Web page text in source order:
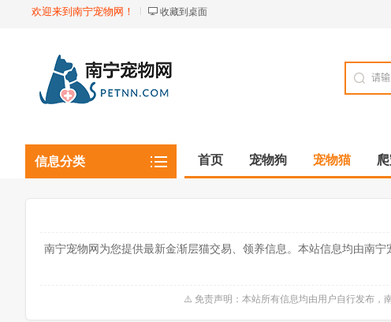
欢迎来到南宁宠物网！ 收藏到桌面
信息分类 首页 宠物狗 宠物猫
南宁宠物网为您提供最新金渐层猫交易、领养信息。本站信息均由南
⚠️ 免责声明：本站所有信息均由用户自行发布，